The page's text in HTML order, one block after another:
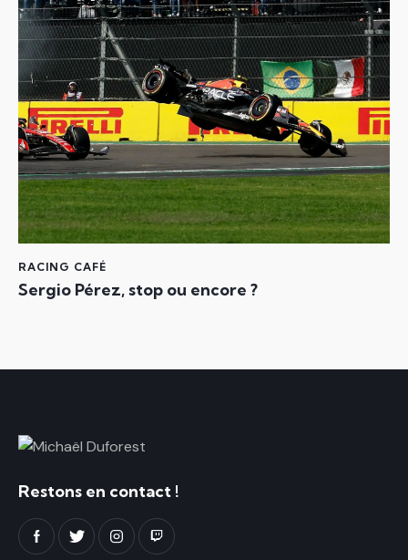
RACING CAFÉ
Sergio Pérez, stop ou encore ?
Restons en contact !